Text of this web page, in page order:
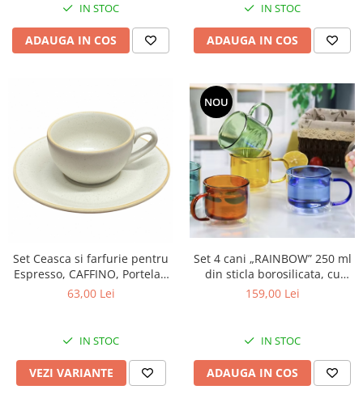
IN STOC
ADAUGA IN COS
IN STOC
ADAUGA IN COS
Set Ceasca si farfurie pentru
Espresso, CAFFINO, Portelan
cu aspect mat, 80 ml
63,00 Lei
IN STOC
VEZI VARIANTE
NOU
Set 4 cani „RAINBOW” 250 ml
din sticla borosilicata, cu
perete dublu, multicolor
159,00 Lei
IN STOC
ADAUGA IN COS